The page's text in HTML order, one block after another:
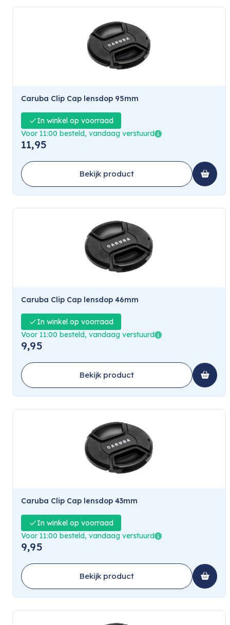
Caruba Clip Cap lensdop 95mm
In winkel op voorraad
Voor 11:00 besteld, vandaag verstuurd
11,95
Bekijk product
Caruba Clip Cap lensdop 46mm
In winkel op voorraad
Voor 11:00 besteld, vandaag verstuurd
9,95
Bekijk product
Caruba Clip Cap lensdop 43mm
In winkel op voorraad
Voor 11:00 besteld, vandaag verstuurd
9,95
Bekijk product